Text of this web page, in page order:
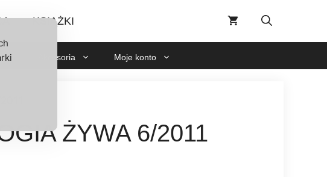
KSIĄŻKI
Akcesoria Moje konto
ŻYWA 6/2011